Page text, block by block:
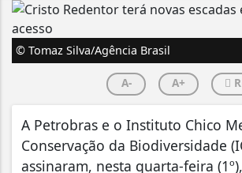
© Tomaz Silva/Agência Brasil
A- A+
A Petrobras e o Instituto Chico
Conservação da Biodiversidade
assinaram, nesta quarta-feira